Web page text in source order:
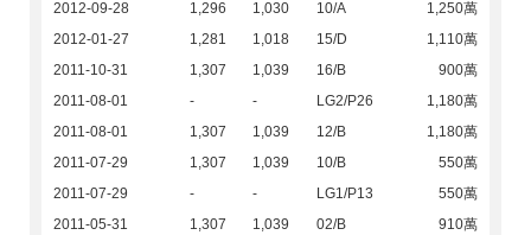
2012-09-28 1,296 1,030 10/A
1,250萬
2012-01-27
1,281 1,018 15/D
1,110萬
2011-10-31
1,307 1,039 16/B
900萬
2011-08-01
- - LG2/P26
1,180萬
2011-08-01
1,307 1,039 12/B
1,180萬
2011-07-29
1,307 1,039 10/B
550萬
2011-07-29
- - LG1/P13
550萬
2011-05-31
1,307 1,039 02/B
910萬